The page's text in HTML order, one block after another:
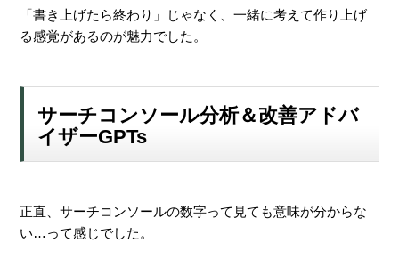
「書き上げたら終わり」じゃなく、一緒に考えて作り上げ
る感覚があるのが魅力でした。
サーチコンソール分析＆改善アドバ
イザーGPTs
正直、サーチコンソールの数字って見ても意味が分からな
い…って感じでした。